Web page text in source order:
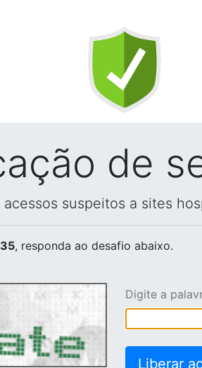
de
suspeitos a sites
, responda ao desafio abaixo.
Digite a